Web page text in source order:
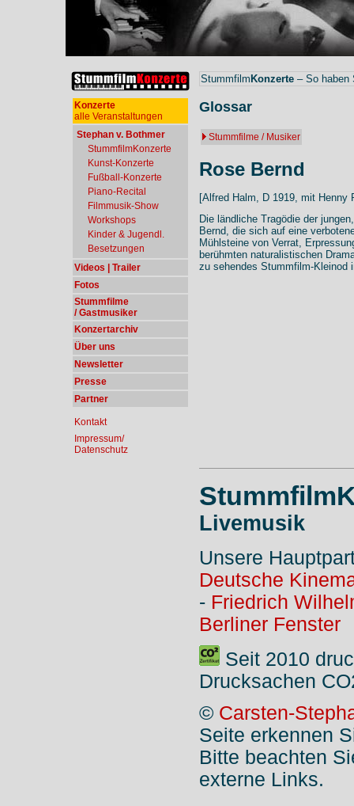
Konzerte
alle Veranstaltungen
Stephan v. Bothmer
StummfilmKonzerte
Kunst-Konzerte
Fußball-Konzerte
Piano-Recital
Filmmusik-Show
Workshops
Kinder & Jugendl.
Besetzungen
Videos | Trailer
Fotos
Stummfilme
/ Gastmusiker
Konzertarchiv
Über uns
Newsletter
Presse
Partner
Kontakt
Impressum/
Datenschutz
Stummfilm Konzerte – So haben
Glossar
Stummfilme / Musiker
Rose Bernd
[Alfred Halm, D 1919, mit Henny
Die ländliche Tragödie der
Bernd, die sich auf eine
Mühlsteine von Verrat,
berühmten naturalistischen
zu sehendes Stummfilm-Kleinod
Livemusik
Unsere
Deutsche
- Friedrich
Berliner Fenster
Seit 2010
Drucksachen
© Carsten-
Seite erkennen
Bitte beachten
externe Links.